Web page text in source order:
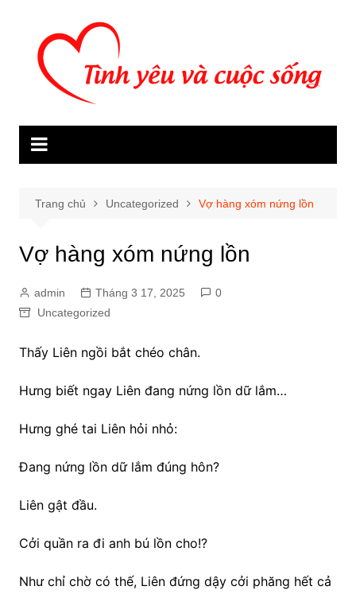
Trang chủ Uncategorized Vợ hàng xóm nứng lồn
Vợ hàng xóm nứng lồn
admin Tháng 3 17, 2025
0
Uncategorized
Thấy Liên ngồi bắt chéo chân.
Hưng biết ngay Liên đang nứng lồn dữ lắm…
Hưng ghé tai Liên hỏi nhỏ:
Đang nứng lồn dữ lắm đúng hôn?
Liên gật đầu.
Cởi quần ra đi anh bú lồn cho!?
Như chỉ chờ có thế, Liên đứng dậy cởi phăng hết cả